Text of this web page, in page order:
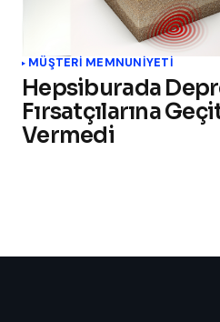
MÜŞTERI MEMNUNIYETI
Hepsiburada
Fırsatçılarına
Vermedi